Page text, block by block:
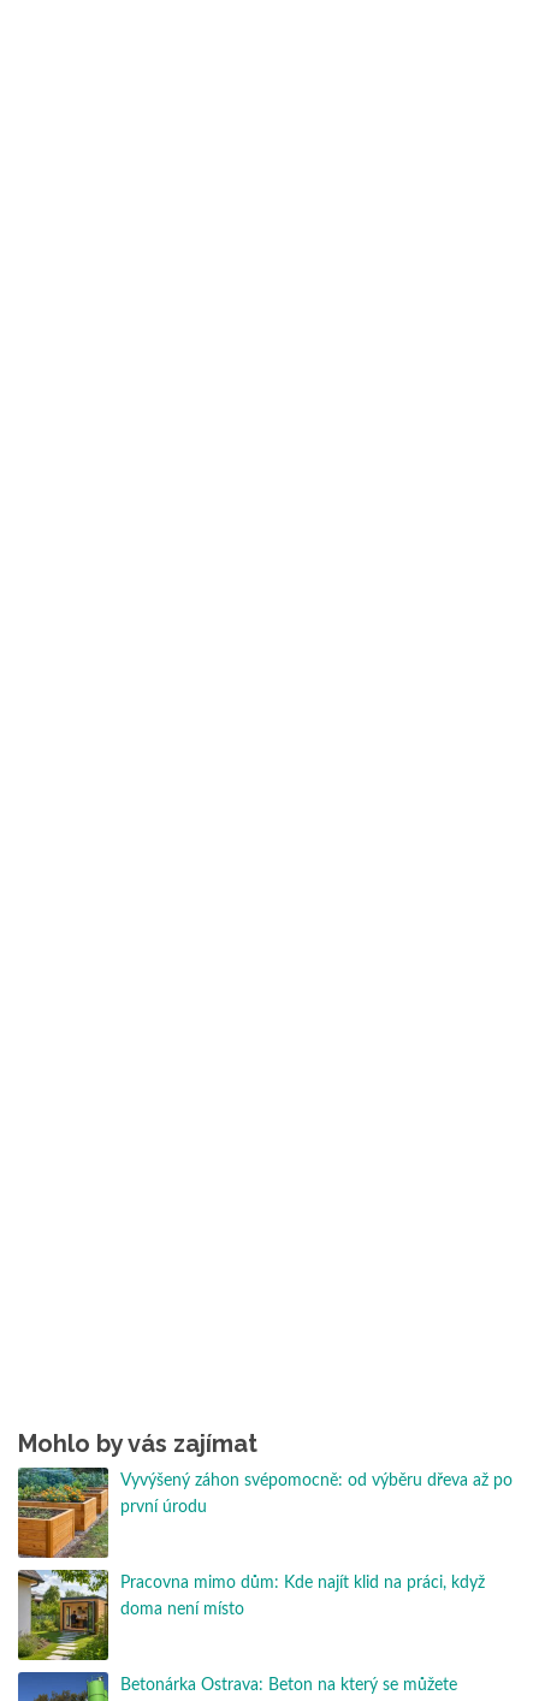
Mohlo by vás zajímat
Vyvýšený záhon svépomocně: od výběru dřeva až po
první úrodu
Pracovna mimo dům: Kde najít klid na práci, když
doma není místo
Betonárka Ostrava: Beton na který se můžete